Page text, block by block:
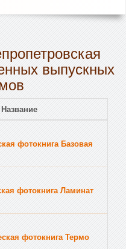
выпускных
Название
фотокнига Базовая
фотокнига Ламинат
фотокнига Термо